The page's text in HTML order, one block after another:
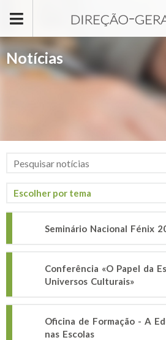
Notícias
Seminário Nacional Fénix
Conferência «O Papel da
Universos Culturais»
Oficina de Formação - A
nas Escolas